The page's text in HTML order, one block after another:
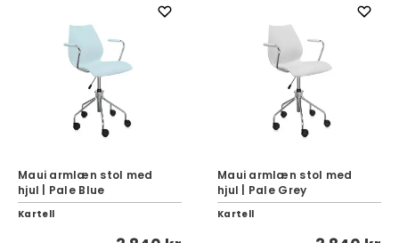
Maui armlæn stol med
hjul | Pale Blue
Kartell
Maui armlæn stol med
hjul | Pale Grey
Kartell